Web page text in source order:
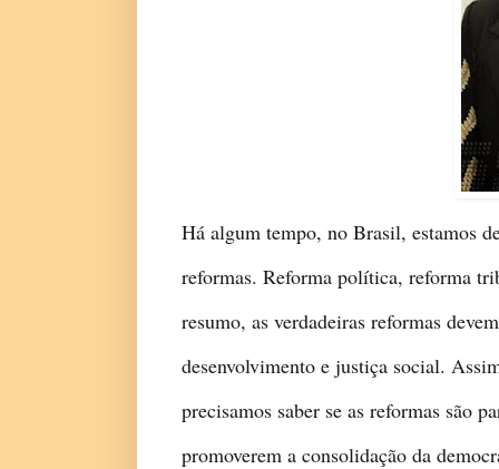
Há algum tempo, no Brasil, estamos
reformas. Reforma política, reforma
resumo, as verdadeiras reformas
desenvolvimento e justiça social.
precisamos saber se as reformas são
promoverem a consolidação da